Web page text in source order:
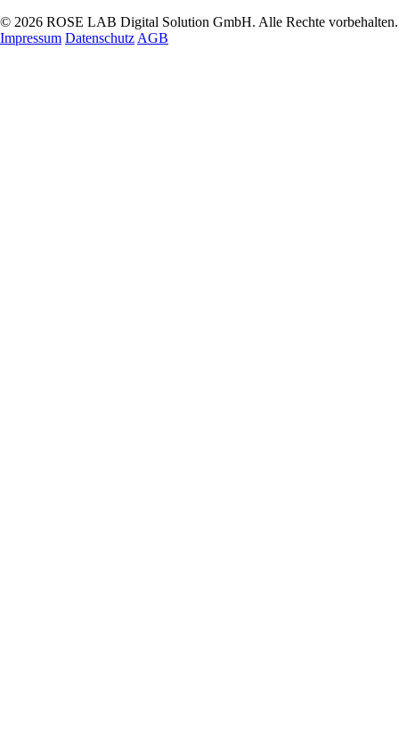
© 2026 ROSE LAB Digital Solution GmbH. Alle Rechte vorbehalten.
Impressum Datenschutz AGB